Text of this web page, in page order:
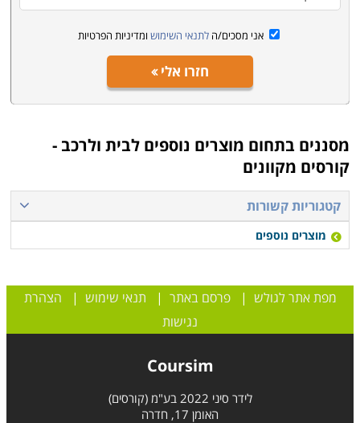
אני מסכים/ה לתנאי השימוש ומדיניות הפרטיות
חזרו אלי
מסננים בתחום מוצרים נוספים לבית ולרכב -
קורסים מקוונים
קטגוריות קשורות
מוצרים נוספים
מפת אתר לגולש |פרסם באתר | תנאי שימוש | הצהרת
נגישות
Coursim
לידר סיני 2022 בע"מ (קורסים)
האומן 17, חדרה